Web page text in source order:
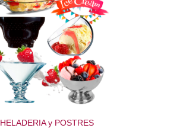
HELADERIA y POSTRES